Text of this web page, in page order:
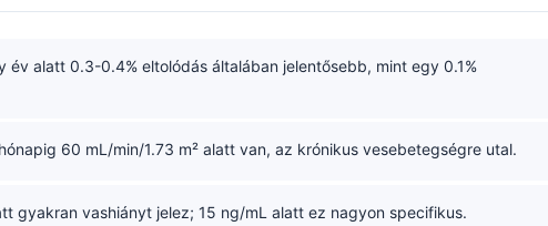
év alatt 0.3-0.4% eltolódás általában jelentősebb, mint egy 0.1%
60 mL/min/1.73 m² alatt van, az krónikus vesebetegségre utal.
gyakran vashiányt jelez; 15 ng/mL alatt ez nagyon specifikus.